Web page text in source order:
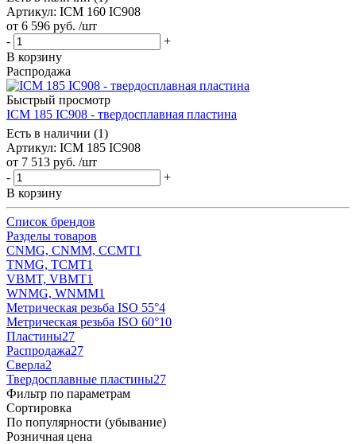
Артикул: ICM 160 IC908
от 6 596 руб. /шт
-
+
В корзину
Распродажа
Быстрый просмотр
ICM 185 IC908 - твердосплавная пластина
Есть в наличии (1)
Артикул: ICM 185 IC908
от 7 513 руб. /шт
-
+
В корзину
Список брендов
Разделы товаров
CNMG, CNMM, CCMT1
TNMG, TCMT1
VBMT, VBMT1
WNMG, WNMM1
Метрическая резьба ISO 55°4
Метрическая резьба ISO 60°10
Пластины27
Распродажа27
Сверла2
Твердосплавные пластины27
Фильтр по параметрам
Сортировка
По популярности (убывание)
Розничная цена